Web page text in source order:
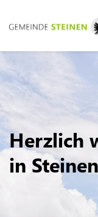
Direkt zur
Direkt zum Inhalt
Direkt zur Suche
Direkt zum
Herzlich
in Steinen